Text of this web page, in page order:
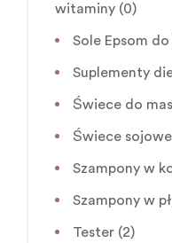
witaminy (0)
Sole Epsom
Suplementy
Świece do
Świece sojowe
Szampony w
Szampony w
Tester (2)